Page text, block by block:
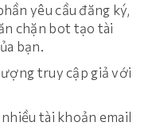
yêu cầu đăng ký,
chặn bot tạo tài
bạn.
truy cập giả với
tài khoản email